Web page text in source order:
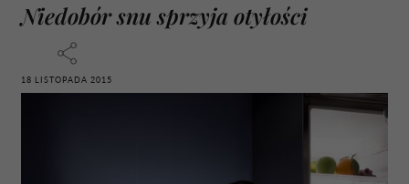
Niedobór snu sprzyja otyłości
18 LISTOPADA 2015